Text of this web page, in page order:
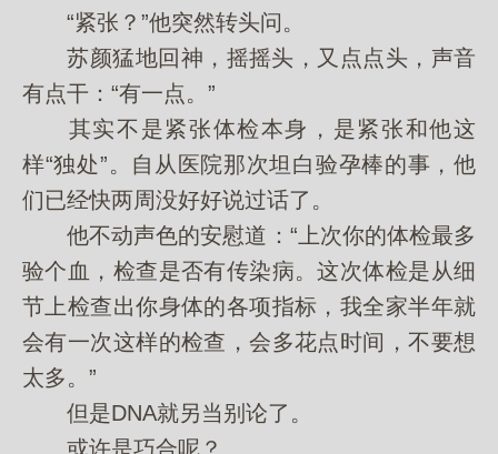
“紧张？”他突然转头问。
苏颜猛地回神，摇摇头，又点点头，声音
有点干：“有一点。”
其实不是紧张体检本身，是紧张和他这
样“独处”。自从医院那次坦白验孕棒的事，他
们已经快两周没好好说过话了。
他不动声色的安慰道：“上次你的体检最多
验个血，检查是否有传染病。这次体检是从细
节上检查出你身体的各项指标，我全家半年就
会有一次这样的检查，会多花点时间，不要想
太多。”
但是DNA就另当别论了。
或许是巧合呢？